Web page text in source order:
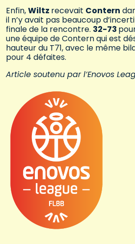
Enfin,Wiltz recevait Contern
il n’y avait pas beaucoup
finale de la rencontre. 32-73
une équipe de Contern qui est
hauteur du T71, avec le même
pour 4 défaites.
Article soutenu par l’Enovos